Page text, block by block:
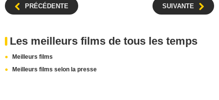
PRÉCÉDENTE SUIVANTE
Les meilleurs films de tous les temps
Meilleurs films
Meilleurs films selon la presse